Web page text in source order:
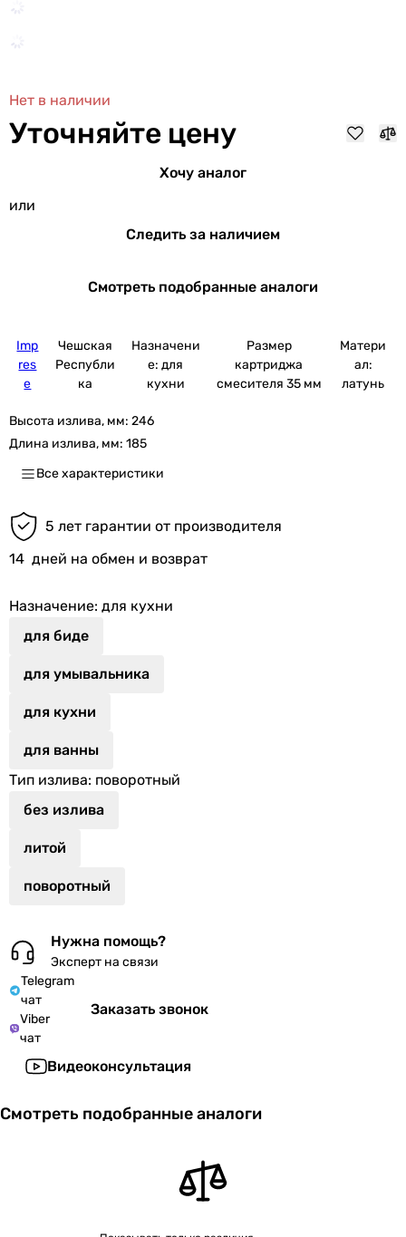
Нет в наличии
Уточняйте цену
Хочу аналог
или
Следить за наличием
Смотреть подобранные аналоги
Imp
res
e
Чешская
Республи
ка
Назначени
е: для
кухни
Размер
картриджа
смесителя 35 мм
Матери
ал:
латунь
Высота излива, мм: 246
Длина излива, мм: 185
Все характеристики
5 лет гарантии от производителя
14 дней на обмен и возврат
Назначение: для кухни
для биде
для умывальника
для кухни
для ванны
Тип излива: поворотный
без излива
литой
поворотный
Нужна помощь?
Эксперт на связи
Telegram
чат
Viber
чат
Заказать звонок
Видеоконсультация
Смотреть подобранные аналоги